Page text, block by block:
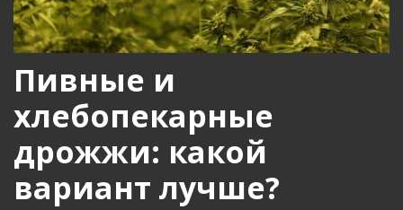
Пивные и
хлебопекарные
дрожжи: какой
вариант лучше?